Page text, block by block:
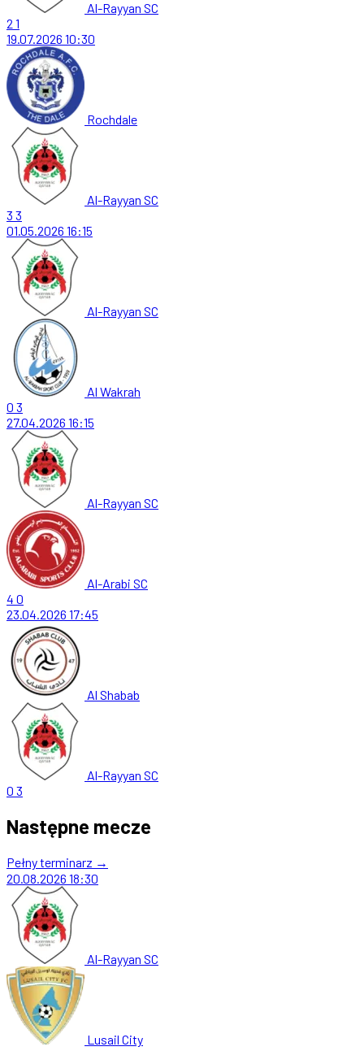
Al-Rayyan SC
2 1
19.07.2026 10:30
Rochdale
Al-Rayyan SC
3 3
01.05.2026 16:15
Al-Rayyan SC
Al Wakrah
0 3
27.04.2026 16:15
Al-Rayyan SC
Al-Arabi SC
4 0
23.04.2026 17:45
Al Shabab
Al-Rayyan SC
0 3
Następne mecze
Pełny terminarz →
20.08.2026 18:30
Al-Rayyan SC
Lusail City